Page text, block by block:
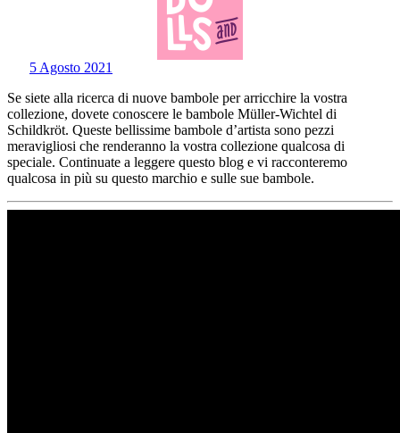
5 Agosto 2021
Se siete alla ricerca di nuove bambole per arricchire la vostra
collezione, dovete conoscere le bambole Müller-Wichtel di
Schildkröt. Queste bellissime bambole d’artista sono pezzi
meravigliosi che renderanno la vostra collezione qualcosa di
speciale. Continuate a leggere questo blog e vi racconteremo
qualcosa in più su questo marchio e sulle sue bambole.